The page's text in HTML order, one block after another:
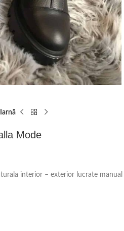
Mode
interior – exterior lucrate manual